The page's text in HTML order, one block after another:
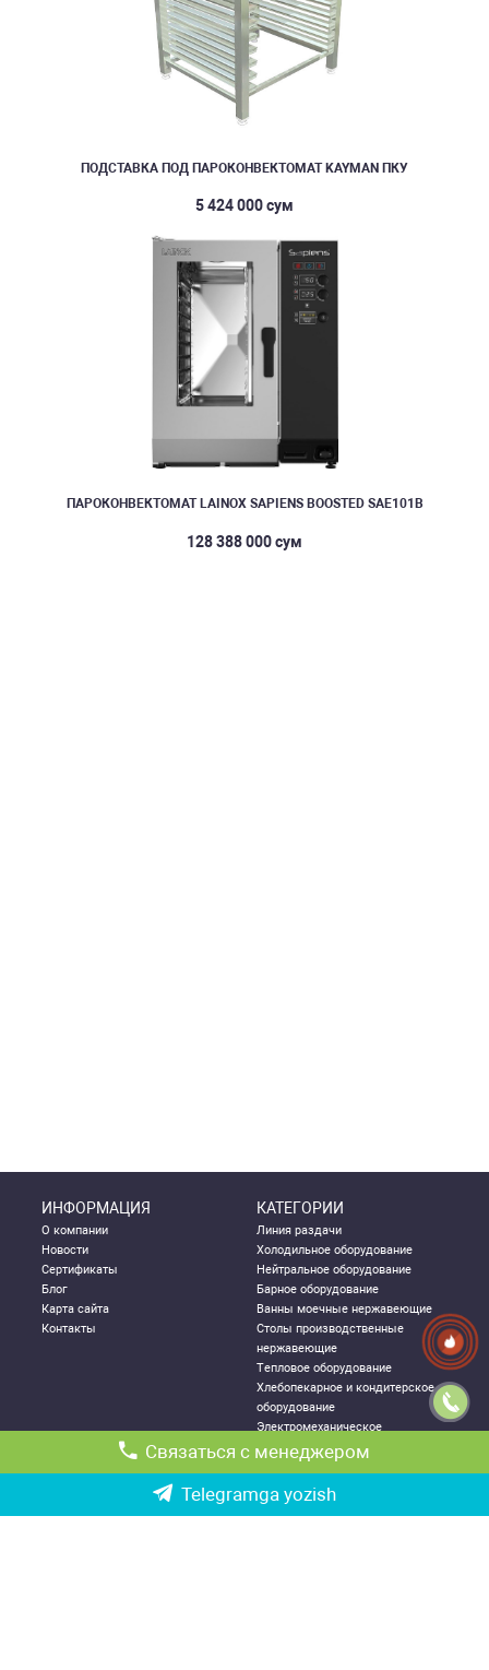
ПОДСТАВКА ПОД ПАРОКОНВЕКТОМАТ KAYMAN ПКУ
5 424 000 сум
ПАРОКОНВЕКТОМАТ LAINOX SAPIENS BOOSTED SAE101B
128 388 000 сум
ИНФОРМАЦИЯ
О компании
Новости
Сертификаты
Блог
Карта сайта
Контакты
КАТЕГОРИИ
Линия раздачи
Холодильное оборудование
Нейтральное оборудование
Барное оборудование
Ванны моечные нержавеющие
Столы производственные
нержавеющие
Тепловое оборудование
Хлебопекарное и кондитерское
оборудование
Электромеханическое
оборудование
Посудомоечное оборудование
Стеллажи металлические
Связаться с менеджером
Telegramga yozish